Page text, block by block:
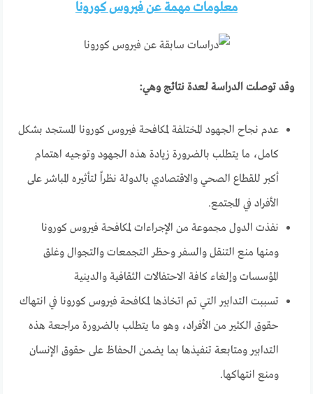
معلومات مهمة عن فيروس كورونا
وقد توصلت الدراسة لعدة نتائج وهي:
عدم نجاح الجهود المختلفة لمكافحة فيروس كورونا المستجد بشكل
كامل، ما يتطلب بالضرورة زيادة هذه الجهود وتوجيه اهتمام
أكبر للقطاع الصحي والاقتصادي بالدولة نظراً لتأثيره المباشر على
الأفراد في المجتمع.
نفذت الدول مجموعة من الإجراءات لمكافحة فيروس كورونا
ومنها منع التنقل والسفر وحظر التجمعات والتجوال وغلق
المؤسسات وإلغاء كافة الاحتفالات الثقافية والدينية
تسببت التدابير التي تم اتخاذها لمكافحة فيروس كورونا في انتهاك
حقوق الكثير من الأفراد، وهو ما يتطلب بالضرورة مراجعة هذه
التدابير ومتابعة تنفيذها بما يضمن الحفاظ على حقوق الإنسان
ومنع انتهاكها.